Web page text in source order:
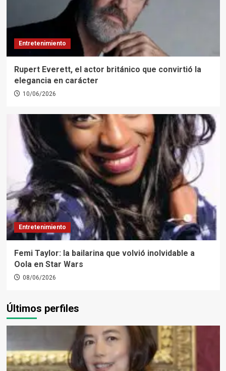
Entretenimiento
Rupert Everett, el actor británico que convirtió la
elegancia en carácter
10/06/2026
Entretenimiento
Femi Taylor: la bailarina que volvió inolvidable a
Oola en Star Wars
08/06/2026
Últimos perfiles